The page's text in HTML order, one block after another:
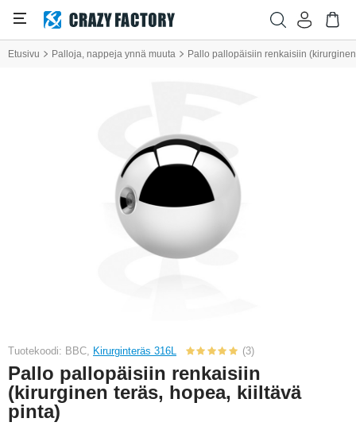
Etusivu Palloja, nappeja ynnä muuta Pallo pallopäisiin renkaisiin
Tuotekoodi: BBC, Kirurginteräs 316L (3)
Pallo pallopäisiin renkaisiin
(kirurginen teräs, hopea, kiiltävä
pinta)